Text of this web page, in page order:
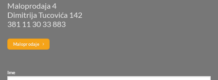
Maloprodaja 4
Dimitrija Tucovića 142
381 11 30 33 883
Maloprodaje
Ime